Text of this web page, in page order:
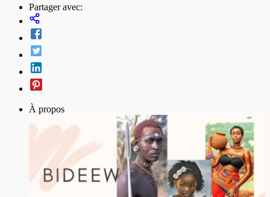
Partager avec:
À propos